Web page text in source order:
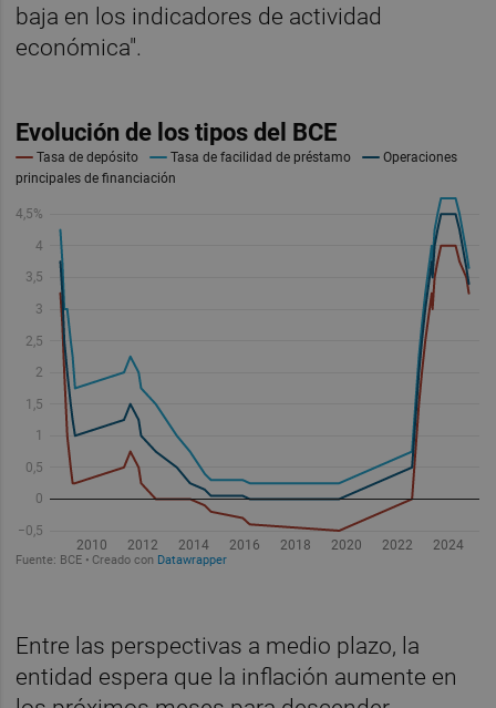
baja en los indicadores de actividad
económica".
Entre las perspectivas a medio plazo, la
entidad espera que la inflación aumente en